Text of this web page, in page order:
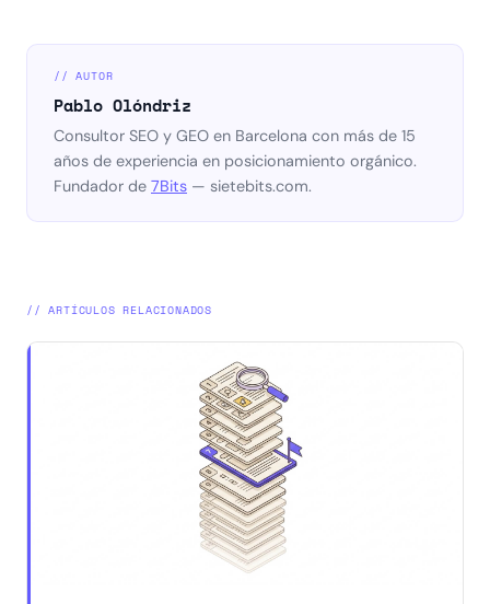
// AUTOR
Pablo Olóndriz
Consultor SEO y GEO en Barcelona con más de 15
años de experiencia en posicionamiento orgánico.
Fundador de 7Bits — sietebits.com.
// ARTÍCULOS RELACIONADOS